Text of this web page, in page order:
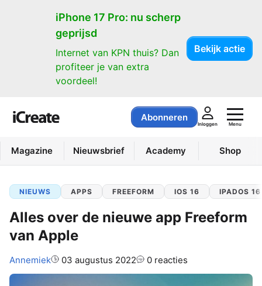
iPhone 17 Pro: nu scherp
geprijsd
Internet van KPN thuis? Dan
profiteer je van extra
voordeel!
Bekijk actie
Abonneren
Inloggen Menu
Magazine Nieuwsbrief Academy Shop
NIEUWS APPS FREEFORM IOS 16 IPADOS 16
Alles over de nieuwe app Freeform
van Apple
Auteur:
Annemiek 03 augustus 2022 0 reacties